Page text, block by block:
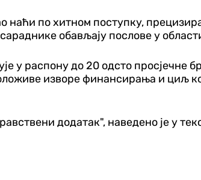
по хитном поступку,
обављају послове у
у распону до 20 одсто просјечне
изворе финансирања и циљ
додатак", наведено је у